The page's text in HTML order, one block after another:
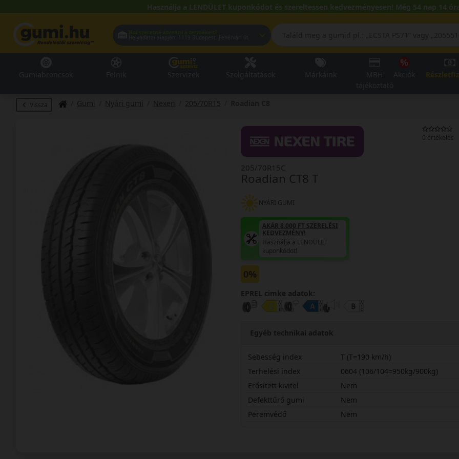
Használja a LENDÜLET kuponkódot és szereltessen kedvezményesen! Még 54 nap 14
Vissza Gumi Nyári gumi Nexen 205/70R15
0 értékelés
Roadian CT8 T
205/70R15C
NYÁRI GUMI
AKÁR 8.000 FT SZERELÉSI
KEDVEZMÉNY!
Használja a LENDÜLET
kuponkódot!
0%
EPREL cimke adatok:
Egyéb technikai adatok
Sebesség index
T (T=190 km/h)
Terhelési index
0604 (106/104=950kg/900kg)
Erősített kivitel
Nem
Defekttűrő gumi
Nem
Peremvédő
Nem